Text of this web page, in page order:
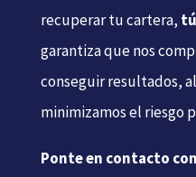
recuperar tu cartera, tú
garantiza que nos
conseguir resultados,
minimizamos el riesgo
Ponte en contacto